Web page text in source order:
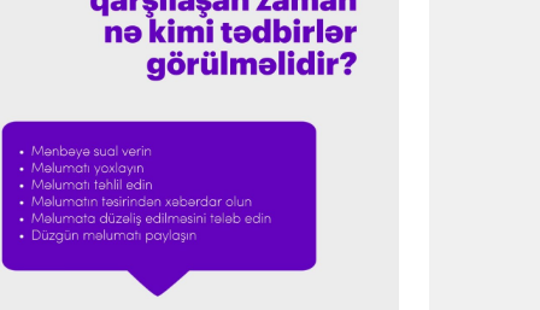
23:36 07.08.2026
1" pilotlarının 2026-cı il
23:32 07.08.2026
Pelas" Takehiro Tomiyasunu
qatdı